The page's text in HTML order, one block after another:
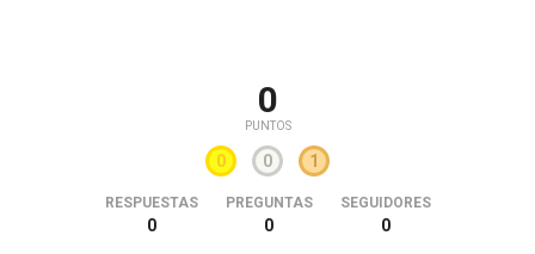
0
PUNTOS
0 0 1
RESPUESTAS
0
PREGUNTAS
0
SEGUIDORES
0